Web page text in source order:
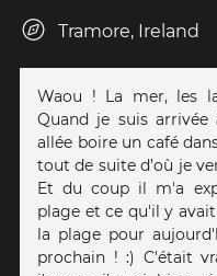
Tramore, Ireland
Waou ! La mer, les
Quand je suis
allée boire un café
tout de suite d’où je
Et du coup il m'a
plage et ce qu'il y
la plage pour
prochain ! :) C'était